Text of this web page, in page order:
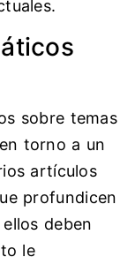
sobre temas
torno a un
artículos
profundicen
deben
le